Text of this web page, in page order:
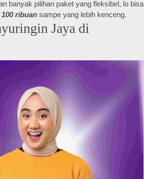
banyak pilihan paket yang fleksibel, lo bisa
ribuan sampe yang lebih kenceng.
Jaya di